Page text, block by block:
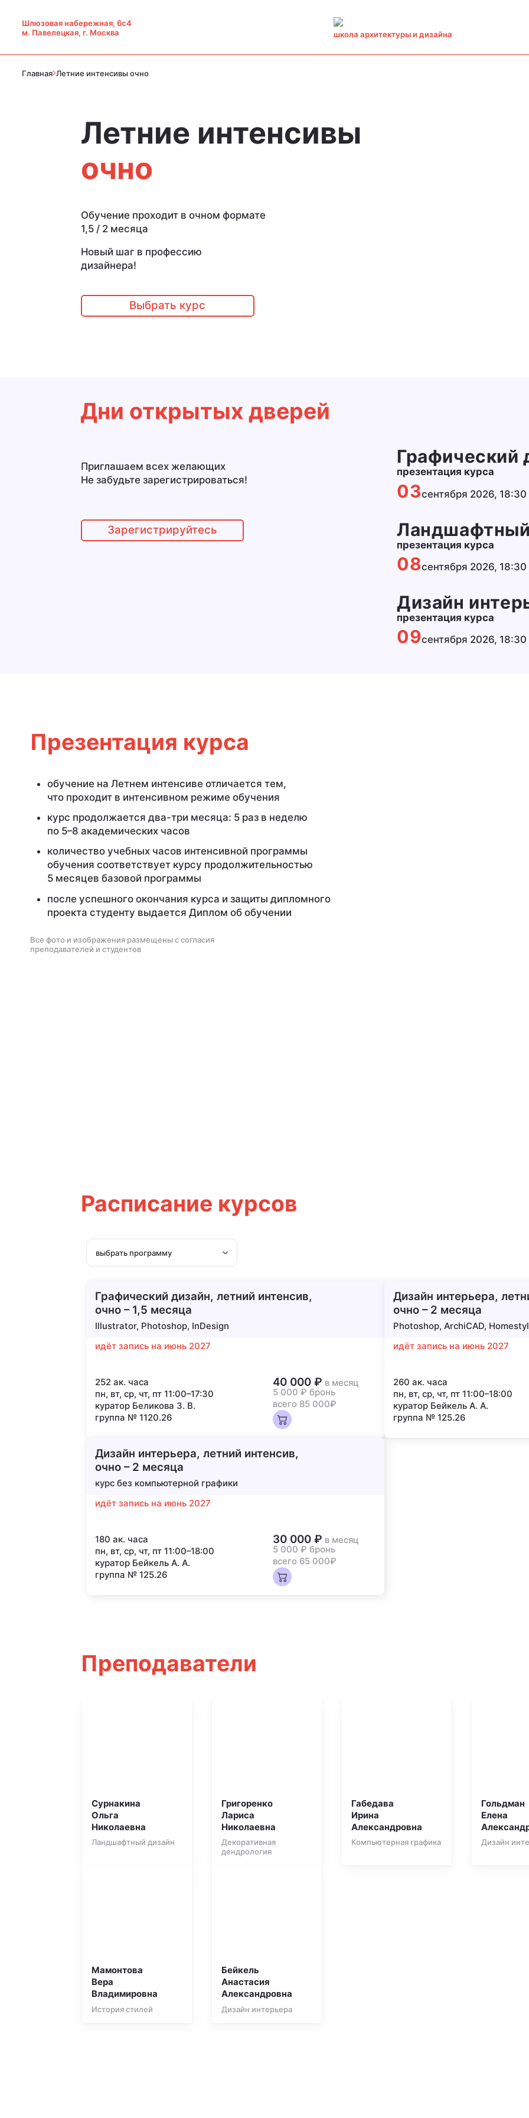
Шлюзовая набережная, 6с4
м. Павелецкая, г. Москва
школа архитектуры и дизайна
Главная Летние интенсивы очно
Летние интенсивы
очно
Обучение проходит в очном формате
1,5 / 2 месяца
Новый шаг в профессию
дизайнера!
Выбрать курс
Дни открытых дверей
Графический
презентация курса
03сентября 2026, 18:30
презентация курса
08сентября 2026, 18:30
Дизайн
презентация курса
09сентября 2026, 18:30
Приглашаем всех желающих
Не забудьте зарегистрироваться!
Зарегистрируйтесь
Презентация курса
обучение на Летнем интенсиве отличается тем,
что проходит в интенсивном режиме обучения
курс продолжается два-три месяца: 5 раз в неделю
по 5–8 академических часов
количество учебных часов интенсивной программы
обучения соответствует курсу продолжительностью
5 месяцев базовой программы
после успешного окончания курса и защиты дипломного
проекта студенту выдается Диплом об обучении
Все фото и изображения размещены с согласия
преподавателей и студентов
Расписание курсов
выбрать программу
Графический дизайн, летний интенсив,
очно – 1,5 месяца
Illustrator, Photoshop, InDesign
идёт запись на июнь 2027
252 ак. часа
пн, вт, ср, чт, пт 11:00–17:30
куратор Беликова З. В.
группа № 1120.26
40 000 ₽ в месяц
5 000 ₽ бронь
всего 85 000₽
Дизайн интерьера,
очно – 2 месяца
Photoshop, ArchiCAD,
идёт запись на июнь 2027
260 ак. часа
пн, вт, ср, чт, пт 11:00–18:00
куратор Бейкель А. А.
группа № 125.26
Дизайн интерьера, летний интенсив,
очно – 2 месяца
курс без компьютерной графики
идёт запись на июнь 2027
180 ак. часа
пн, вт, ср, чт, пт 11:00–18:00
куратор Бейкель А. А.
группа № 125.26
30 000 ₽ в месяц
5 000 ₽ бронь
всего 65 000₽
Преподаватели
Сурнакина
Ольга
Николаевна
Ландшафтный дизайн
Григоренко
Лариса
Николаевна
Декоративная
дендрология
Габедава
Ирина
Александровна
Компьютерная графика
Гольдман
Елена
Дизайн
Мамонтова
Вера
Владимировна
История стилей
Бейкель
Анастасия
Александровна
Дизайн интерьера